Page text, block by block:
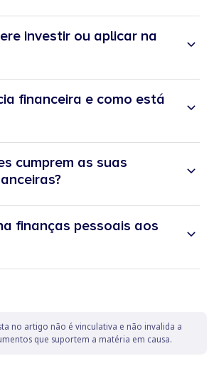
21%
metade
21%
investir ou aplicar na
conservador
depósitos a
29%
certificados de
financeira e como está
pouco diálogo em família
áreas de melhoria
cumprem as suas
finanças pessoais aos
no artigo não é vinculativa e não invalida a
que suportem a matéria em causa.